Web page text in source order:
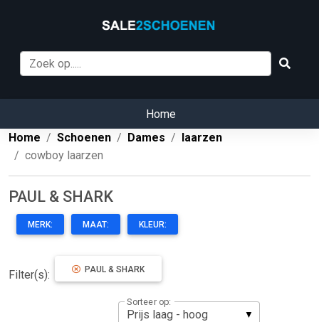
Home
Home
Schoenen Dames
laarzen
cowboy laarzen
PAUL & SHARK
MERK: MAAT: KLEUR:
Filter(s): PAUL & SHARK
Sorteer op: